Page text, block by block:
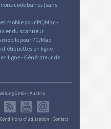
code barres (sans
mobile pour PC/Mac-
du scanneur
pour PC/Mac
d'étiquettes en ligne-
ligne- Générateur de
GmbH, Austria
Conditions d'utilisation | Contact